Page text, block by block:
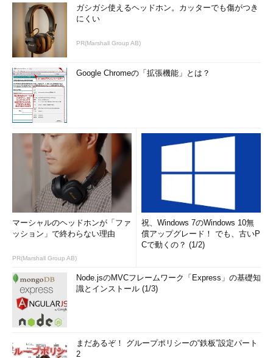
ガシガシ使えるヘッドホン。カッターでも傷がつき
にくい
PR(Marshall Group AB)
Google Chromeの「拡張機能」とは？
マーシャルのヘッドホンが「ファ
ッション」で終わらない理由
PR(Marshall Group AB)
祝、Windows 7のWindows 10無
償アップグレード！ でも、古いP
Cで動くの？ (1/2)
Node.jsのMVCフレームワーク「Express」の基礎知
識とインストール (1/3)
まだあるぞ！ グループポリシーの“鉄板”設定パート
2